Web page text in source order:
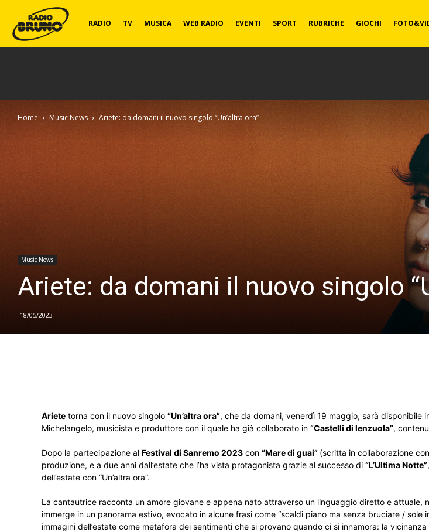
Radio
RADIO TV MUSICA WEB RADIO EVENTI SPORT RUBRICHE GIOCHI
Home Music News Ariete: da domani il nuovo singolo “Un’altra ora”
Music News
Ariete: da domani il nuovo singolo
18/05/2023
Ariete torna con il nuovo singolo “Un’altra ora”, che da domani, venerdì 19 maggio, sarà disponibile
Michelangelo, musicista e produttore con il quale ha già collaborato in “Castelli di lenzuola”,
Dopo la partecipazione al Festival di Sanremo 2023 con “Mare di guai” (scritta in collaborazione
produzione, e a due anni dall’estate che l’ha vista protagonista grazie al successo di “L’Ultima Notte”
dell’estate con “Un’altra ora”.
La cantautrice racconta un amore giovane e appena nato attraverso un linguaggio diretto e attuale,
immerge in un panorama estivo, evocato in alcune frasi come “scaldi piano ma senza bruciare / sole
immagini dell’estate come metafora dei sentimenti che si provano quando ci si innamora: la